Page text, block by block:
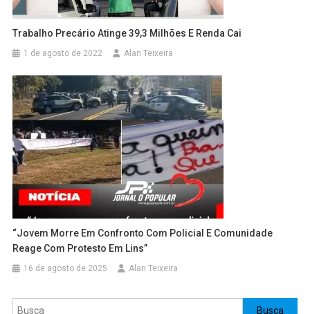
Trabalho Precário Atinge 39,3 Milhões E Renda Cai
1 de agosto de 2022 Alan Teixeira
“Jovem Morre Em Confronto Com Policial E Comunidade
Reage Com Protesto Em Lins”
16 de agosto de 2025 Alan Teixeira
Pesquisar Busca